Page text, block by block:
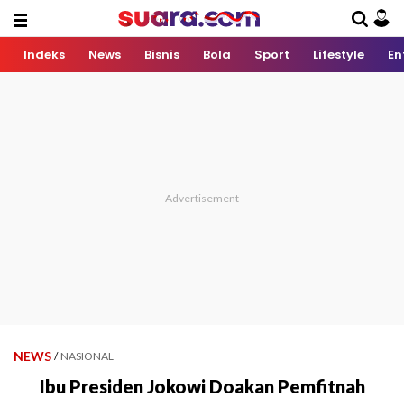
Indeks News Bisnis Bola Sport Lifestyle
NEWS / NASIONAL
Ibu Presiden Jokowi Doakan Pemfitnah